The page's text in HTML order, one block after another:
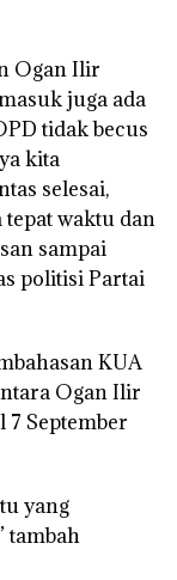
Ogan Ilir
juga ada
tidak becus
kita
selesai,
waktu dan
sampai
politisi Partai
KUA
Ogan Ilir
September
yang
tambah